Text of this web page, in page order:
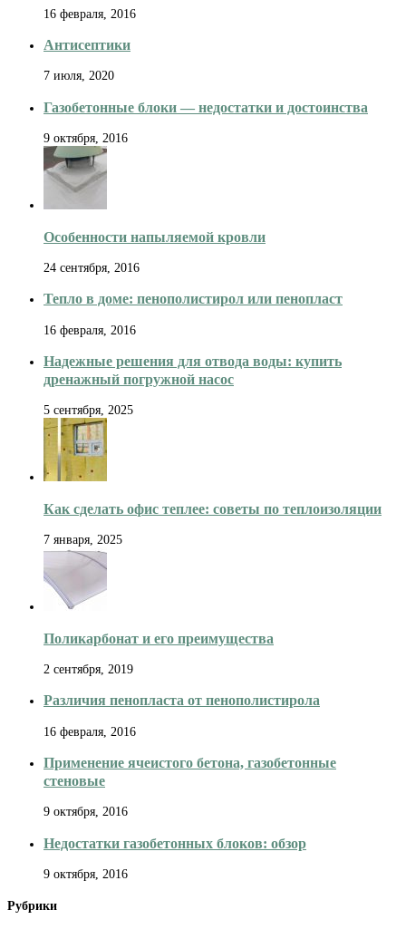
16 февраля, 2016
Антисептики
7 июля, 2020
Газобетонные блоки — недостатки и достоинства
9 октября, 2016
Особенности напыляемой кровли
24 сентября, 2016
Тепло в доме: пенополистирол или пенопласт
16 февраля, 2016
Надежные решения для отвода воды: купить
дренажный погружной насос
5 сентября, 2025
Как сделать офис теплее: советы по теплоизоляции
7 января, 2025
Поликарбонат и его преимущества
2 сентября, 2019
Различия пенопласта от пенополистирола
16 февраля, 2016
Применение ячеистого бетона, газобетонные
стеновые
9 октября, 2016
Недостатки газобетонных блоков: обзор
9 октября, 2016
Рубрики